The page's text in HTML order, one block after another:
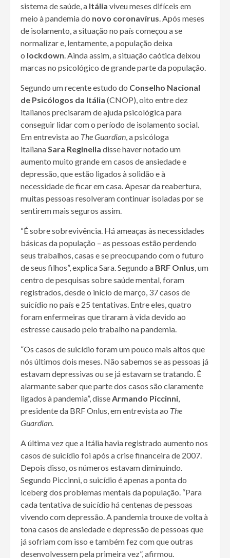
sistema de saúde, a Itália viveu meses difíceis em
meio à pandemia do novo coronavírus. Após meses
de isolamento, a situação no país começou a se
normalizar e, lentamente, a população deixa
o lockdown. Ainda assim, a situação caótica deixou
marcas no psicológico de grande parte da população.
Segundo um recente estudo do Conselho Nacional
de Psicólogos da Itália (CNOP), oito entre dez
italianos precisaram de ajuda psicológica para
conseguir lidar com o período de isolamento social.
Em entrevista ao The Guardian, a psicóloga
italianaSara Reginella disse haver notado um
aumento muito grande em casos de ansiedade e
depressão, que estão ligados à solidão e à
necessidade de ficar em casa. Apesar da reabertura,
muitas pessoas resolveram continuar isoladas por se
sentirem mais seguros assim.
“É sobre sobrevivência. Há ameaças às necessidades
básicas da população – as pessoas estão perdendo
seus trabalhos, casas e se preocupando com o futuro
de seus filhos”, explica Sara. Segundo a BRF Onlus, um
centro de pesquisas sobre saúde mental, foram
registrados, desde o início de março, 37 casos de
suicídio no país e 25 tentativas. Entre eles, quatro
foram enfermeiras que tiraram à vida devido ao
estresse causado pelo trabalho na pandemia.
“Os casos de suicídio foram um pouco mais altos que
nós últimos dois meses. Não sabemos se as pessoas já
estavam depressivas ou se já estavam se tratando. É
alarmante saber que parte dos casos são claramente
ligados à pandemia”, disseArmando Piccinni,
presidente da BRF Onlus, em entrevista ao The
Guardian.
A última vez que a Itália havia registrado aumento nos
casos de suicídio foi após a crise financeira de 2007.
Depois disso, os números estavam diminuindo.
Segundo Piccinni, o suicídio é apenas a ponta do
iceberg dos problemas mentais da população. “Para
cada tentativa de suicídio há centenas de pessoas
vivendo com depressão. A pandemia trouxe de volta à
tona casos de ansiedade e depressão de pessoas que
já sofriam com isso e também fez com que outras
desenvolvessem pela primeira vez”, afirmou.